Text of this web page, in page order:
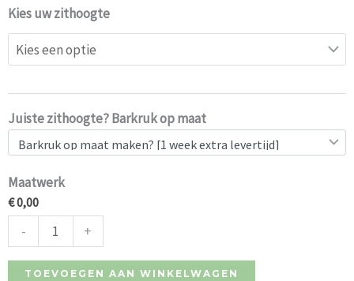
Kies uw zithoogte
Juiste zithoogte? Barkruk op maat
Maatwerk
€ 0,00
-
oud
hollands
roze
+
TOEVOEGEN AAN WINKELWAGEN